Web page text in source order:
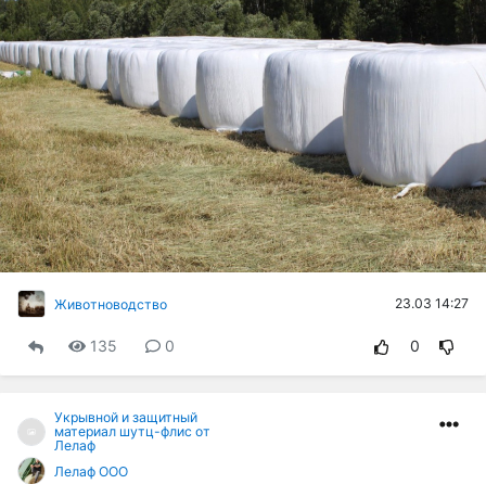
Животноводство 23.03 14:27
135 0 0
Укрывной и защитный
материал шутц-флис от
Лелаф
Лелаф ООО